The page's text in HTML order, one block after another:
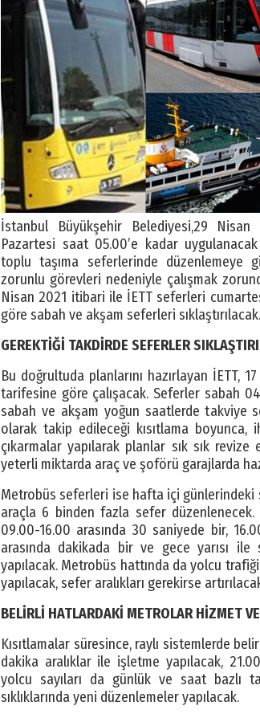
İstanbul Büyükşehir Belediyesi,29 Nisan
Pazartesi saat 05.00’e kadar uygulanacak
toplu taşıma seferlerinde düzenlemeye
zorunlu görevleri nedeniyle çalışmak
Nisan 2021 itibari ile İETT seferleri
göre sabah ve akşam seferleri sıklaştırılacak.
GEREKTİĞİ TAKDİRDE SEFERLER
Bu doğrultuda planlarını hazırlayan İETT,
tarifesine göre çalışacak. Seferler sabah
sabah ve akşam yoğun saatlerde takviye
olarak takip edileceği kısıtlama
çıkarmalar yapılarak planlar sık sık
yeterli miktarda araç ve şoförü garajlarda
Metrobüs seferleri ise hafta içi günlerindeki
araçla 6 binden fazla sefer
09.00-16.00 arasında 30 saniyede bir,
arasında dakikada bir ve gece yarısı
yapılacak. Metrobüs hattında da yolcu
yapılacak, sefer aralıkları gerekirse
BELİRLİ HATLARDAKİ METROLAR HİZMET
Kısıtlamalar süresince, raylı sistemlerde
dakika aralıklar ile işletme yapılacak,
yolcu sayıları da günlük ve saat bazlı
sıklıklarında yeni düzenlemeler yapılacak.